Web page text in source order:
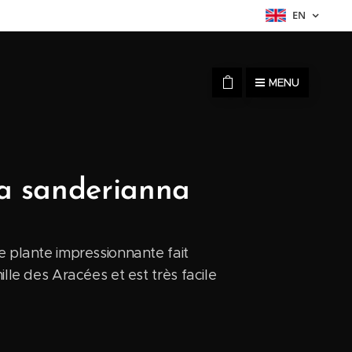
EN
MENU
sanderianna
plante impressionnante fait
des Aracées et est très facile